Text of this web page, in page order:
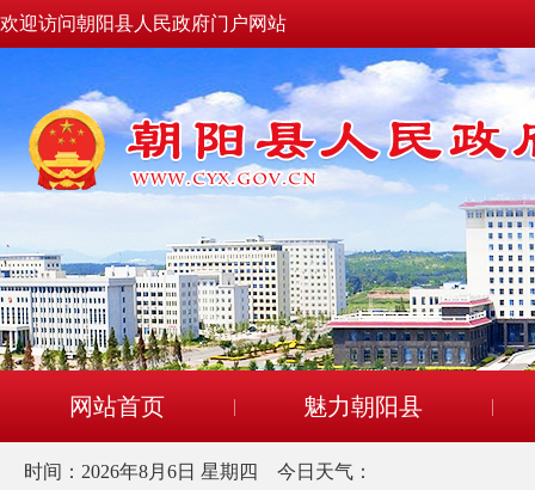
欢迎访问朝阳县人民政府门户网站
网站首页 魅力朝阳县
时间： 2026年8月6日 星期四 今日天气：